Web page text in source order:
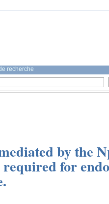
recherche
by the
for